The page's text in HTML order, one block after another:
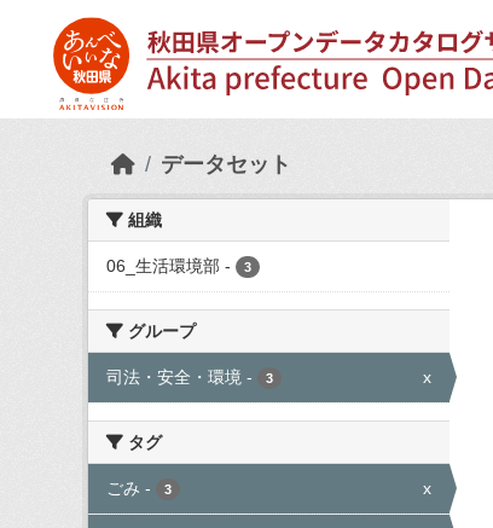
データセット
組織
06_生活環境部 - 3
グループ
司法・安全・環境 - 3 x
タグ
ごみ - 3 x